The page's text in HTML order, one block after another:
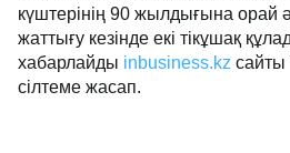
күштерінің 90 жылдығына орай
жаттығу кезінде екі тікұшақ
хабарлайды inbusiness.kz сайты
сілтеме жасап.